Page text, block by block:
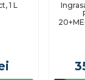
1 L